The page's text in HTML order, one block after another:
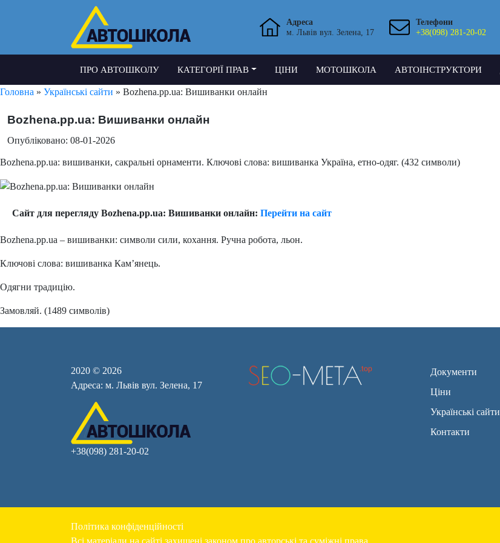
Адреса
м. Львів вул. Зелена, 17
Телефони
+38(098) 281-20-02
ПРО АВТОШКОЛУ КАТЕГОРІЇ ПРАВ ЦІНИ МОТОШКОЛА АВТОІНСТРУКТОРИ
Головна » Українські сайти » Bozhena.pp.ua: Вишиванки онлайн
Bozhena.pp.ua: Вишиванки онлайн
Опубліковано: 08-01-2026
Bozhena.pp.ua: вишиванки, сакральні орнаменти. Ключові слова: вишиванка Україна, етно-одяг. (432 символи)
Сайт для перегляду Bozhena.pp.ua: Вишиванки онлайн: Перейти на сайт
Bozhena.pp.ua – вишиванки: символи сили, кохання. Ручна робота, льон.
Ключові слова: вишиванка Кам’янець.
Одягни традицію.
Замовляй. (1489 символів)
2020 © 2026
Адреса: м. Львів вул. Зелена, 17
+38(098) 281-20-02
Документи
Ціни
Українські сайти
Контакти
Політика конфіденційності